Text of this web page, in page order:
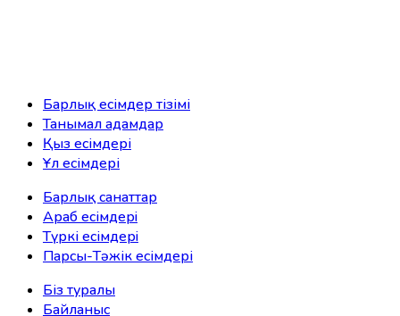
Барлық есімдер тізімі
Танымал адамдар
Қыз есімдері
Ұл есімдері
Барлық санаттар
Араб есімдерi
Түркі есімдерi
Парсы-Тәжік есімдері
Біз туралы
Байланыс